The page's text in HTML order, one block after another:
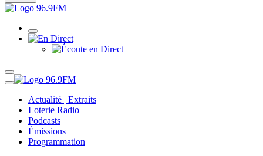
Actualité | Extraits
Loterie Radio
Podcasts
Émissions
Programmation